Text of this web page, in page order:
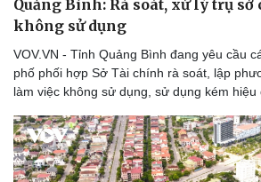
Quảng Bình: Rà soát, xử lý trụ sở
không sử dụng
VOV.VN - Tỉnh Quảng Bình đang yêu cầu
phố phối hợp Sở Tài chính rà soát, lập
làm việc không sử dụng, sử dụng kém hiệu